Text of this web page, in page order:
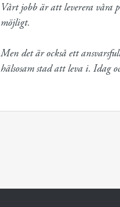
Vårt jobb är att leverera våra
möjligt.
Men det är också ett
hälsosam stad att leva i. Idag